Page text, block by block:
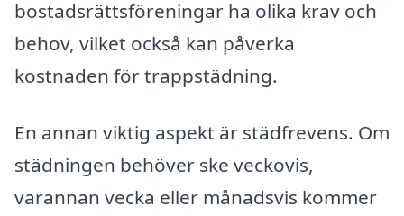
bostadsrättsföreningar ha olika krav och
behov, vilket också kan påverka
kostnaden för trappstädning.
En annan viktig aspekt är städfrevens. Om
städningen behöver ske veckovis,
varannan vecka eller månadsvis kommer